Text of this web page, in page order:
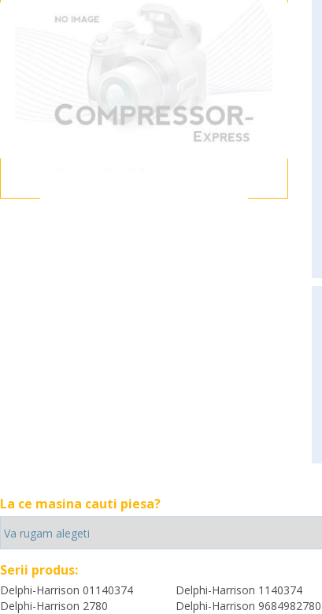
La ce masina cauti piesa?
Serii produs:
Delphi-Harrison 01140374
Delphi-Harrison 1140374
Delphi-Harrison 2780
Delphi-Harrison 9684982780